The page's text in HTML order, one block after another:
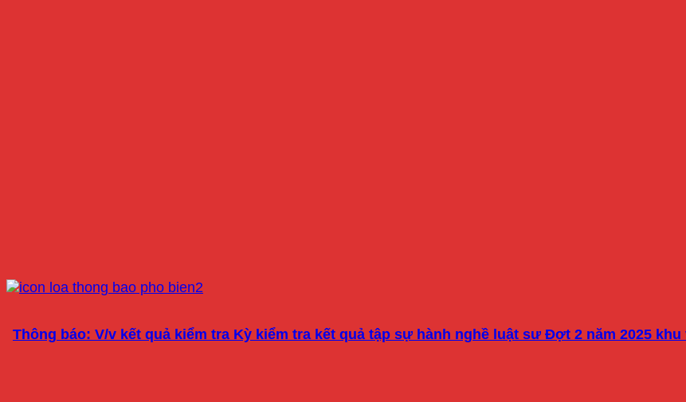
Thông báo: V/v kết quả kiểm tra Kỳ kiểm tra kết quả tập sự hành nghề luật sư Đợt 2 năm 2025